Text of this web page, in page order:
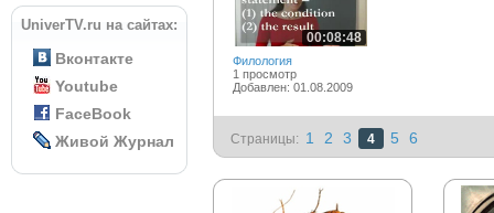
UniverTV.ru на сайтах:
Вконтакте
Youtube
FaceBook
Живой Журнал
00:08:48
Филология
1 просмотр
Добавлен: 01.08.2009
Страницы: 1 2 3 4 5 6